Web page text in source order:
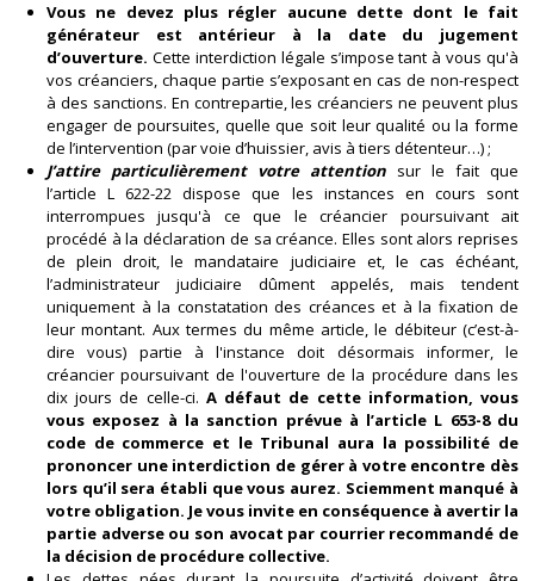
Vous ne devez plus régler aucune dette dont le fait
générateur est antérieur à la date du jugement
d’ouverture. Cette interdiction légale s’impose tant à vous qu'à
vos créanciers, chaque partie s’exposant en cas de non-respect
à des sanctions. En contrepartie, les créanciers ne peuvent plus
engager de poursuites, quelle que soit leur qualité ou la forme
de l’intervention (par voie d’huissier, avis à tiers détenteur…) ;
J’attire particulièrement votre attention sur le fait que
l’article L 622-22 dispose que les instances en cours sont
interrompues jusqu'à ce que le créancier poursuivant ait
procédé à la déclaration de sa créance. Elles sont alors reprises
de plein droit, le mandataire judiciaire et, le cas échéant,
l’administrateur judiciaire dûment appelés, mais tendent
uniquement à la constatation des créances et à la fixation de
leur montant. Aux termes du même article, le débiteur (c’est-à-
dire vous) partie à l'instance doit désormais informer, le
créancier poursuivant de l'ouverture de la procédure dans les
dix jours de celle-ci. A défaut de cette information, vous
vous exposez à la sanction prévue à l’article L 653-8 du
code de commerce et le Tribunal aura la possibilité de
prononcer une interdiction de gérer à votre encontre dès
lors qu’il sera établi que vous aurez. Sciemment manqué à
votre obligation. Je vous invite en conséquence à avertir la
partie adverse ou son avocat par courrier recommandé de
la décision de procédure collective.